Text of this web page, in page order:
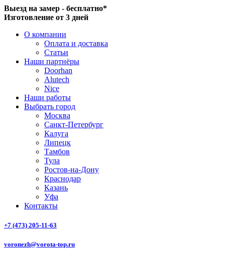
Выезд на замер - бесплатно*
Изготовление от 3 дней
О компании
Оплата и доставка
Статьи
Наши партнёры
Doorhan
Alutech
Nice
Наши работы
Выбрать город
Москва
Санкт-Петербург
Калуга
Липецк
Тамбов
Тула
Ростов-на-Дону
Краснодар
Казань
Уфа
Контакты
+7 (473) 205-11-63
voronezh@vorota-top.ru